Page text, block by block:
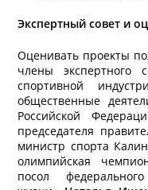
Экспертный совет и
Оценивать проекты
члены экспертного
спортивной
общественные
Российской
председателя
министр спорта
олимпийская
посол